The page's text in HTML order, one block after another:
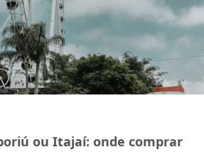
ou Itajaí: onde comprar